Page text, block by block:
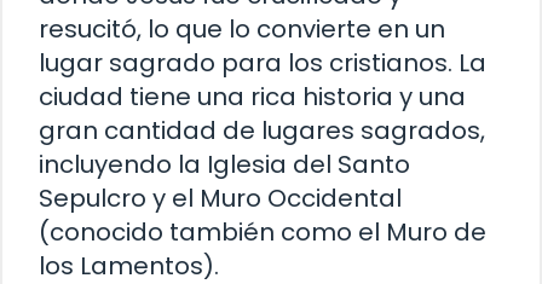
resucitó, lo que lo convierte en un
lugar sagrado para los cristianos. La
ciudad tiene una rica historia y una
gran cantidad de lugares sagrados,
incluyendo la Iglesia del Santo
Sepulcro y el Muro Occidental
(conocido también como el Muro de
los Lamentos).